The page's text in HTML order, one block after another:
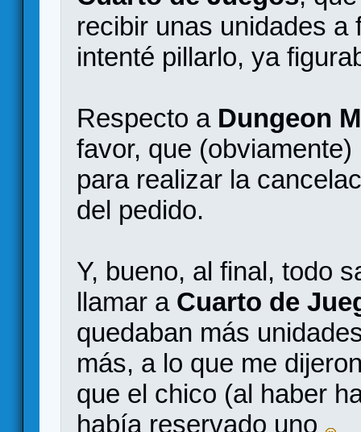
recibir unas unidades a
intenté pillarlo, ya
Respecto a Dungeon
favor, que
para realizar la
del pedido.
Y, bueno, al final, todo
llamar a Cuarto de
quedaban más
más, a lo que me
que el chico (al haber
había reservado uno